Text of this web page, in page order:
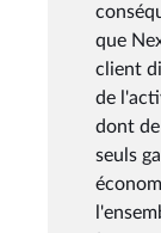
que
client
de
dont
seuls